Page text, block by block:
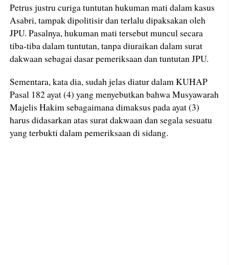
Petrus justru curiga tuntutan hukuman mati dalam kasus
Asabri, tampak dipolitisir dan terlalu dipaksakan oleh
JPU. Pasalnya, hukuman mati tersebut muncul secara
tiba-tiba dalam tuntutan, tanpa diuraikan dalam surat
dakwaan sebagai dasar pemeriksaan dan tuntutan JPU.
Sementara, kata dia, sudah jelas diatur dalam KUHAP
Pasal 182 ayat (4) yang menyebutkan bahwa Musyawarah
Majelis Hakim sebagaimana dimaksus pada ayat (3)
harus didasarkan atas surat dakwaan dan segala sesuatu
yang terbukti dalam pemeriksaan di sidang.